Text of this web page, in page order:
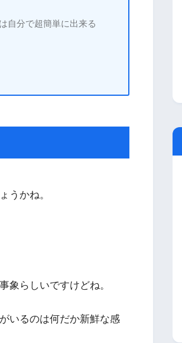
自分で超簡単に出来る
うかね。
象らしいですけどね。
いるのは何だか新鮮な感